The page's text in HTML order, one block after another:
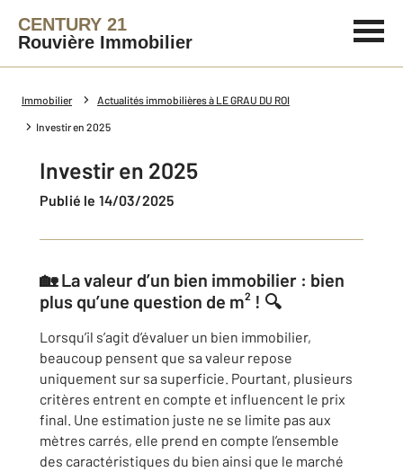
CENTURY 21
Rouvière Immobilier
Immobilier Actualités immobilières à LE GRAU DU ROI
Investir en 2025
Investir en 2025
Publié le 14/03/2025
🏡 La valeur d’un bien immobilier : bien
plus qu’une question de m² ! 🔍
Lorsqu’il s’agit d’évaluer un bien immobilier,
beaucoup pensent que sa valeur repose
uniquement sur sa superficie. Pourtant, plusieurs
critères entrent en compte et influencent le prix
final. Une estimation juste ne se limite pas aux
mètres carrés, elle prend en compte l’ensemble
des caractéristiques du bien ainsi que le marché